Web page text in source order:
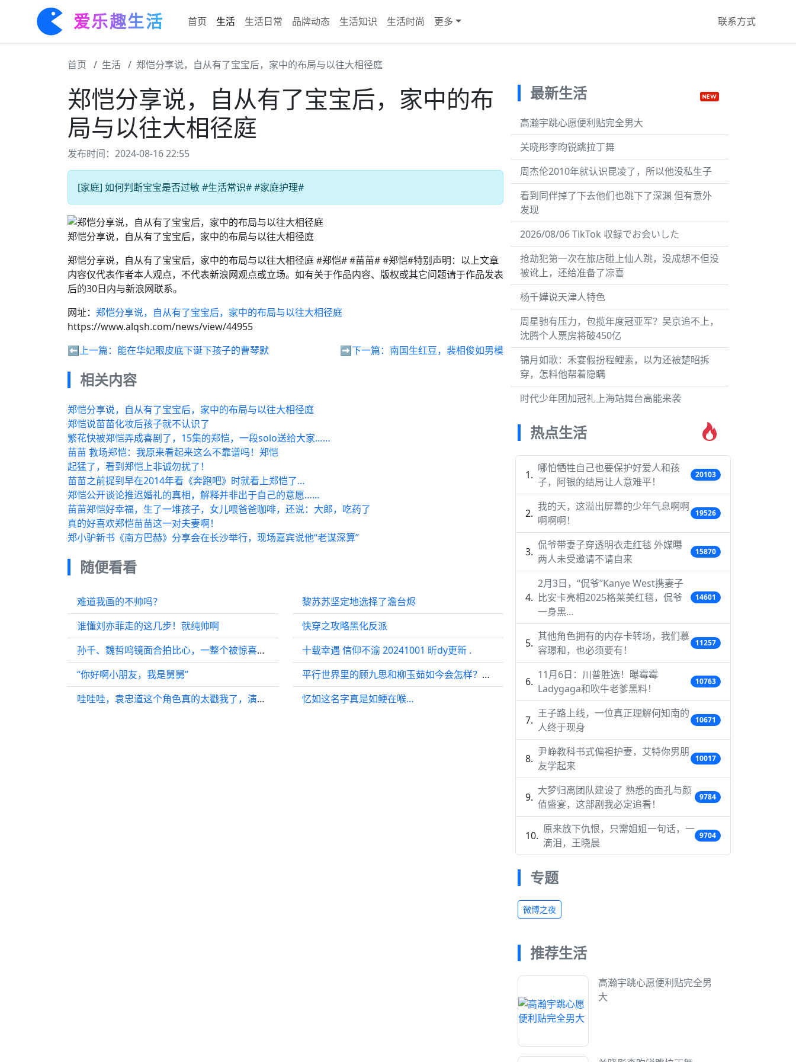
爱乐趣生活 首页 生活 生活日常 品牌动态 生活知识 生活时尚 更多 联系方式
首页 生活 郑恺分享说，自从有了宝宝后，家中的布局与以往大相径庭
郑恺分享说，自从有了宝宝后，家中的布
局与以往大相径庭
发布时间：2024-08-16 22:55
[家庭] 如何判断宝宝是否过敏 #生活常识# #家庭护理#
郑恺分享说，自从有了宝宝后，家中的布局与以往大相径庭
郑恺分享说，自从有了宝宝后，家中的布局与以往大相径庭 #郑恺# #苗苗# #郑恺#特别声明：以上文章
内容仅代表作者本人观点，不代表新浪网观点或立场。如有关于作品内容、版权或其它问题请于作品发表
后的30日内与新浪网联系。
网址： 郑恺分享说，自从有了宝宝后，家中的布局与以往大相径庭
https://www.alqsh.com/news/view/44955
⬅️上一篇： 能在华妃眼皮底下诞下孩子的曹琴默 ➡️下一篇： 南国生红豆，裴相俊如男模
相关内容
郑恺分享说，自从有了宝宝后，家中的布局与以往大相径庭
郑恺说苗苗化妆后孩子就不认识了
繁花快被郑恺弄成喜剧了，15集的郑恺，一段solo送给大家……
苗苗 救场郑恺：我原来看起来这么不靠谱吗！郑恺
起猛了，看到郑恺上非诚勿扰了！
苗苗之前提到早在2014年看《奔跑吧》时就看上郑恺了…
郑恺公开谈论推迟婚礼的真相，解释并非出于自己的意愿……
苗苗郑恺好幸福，生了一堆孩子，女儿喂爸爸咖啡，还说：大郎，吃药了
真的好喜欢郑恺苗苗这一对夫妻啊！
郑小驴新书《南方巴赫》分享会在长沙举行，现场嘉宾说他“老谋深算”
随便看看
难道我画的不帅吗？
谁懂刘亦菲走的这几步！就纯帅啊
孙千、魏哲鸣镜面合拍比心，一整个被惊喜住了！
“你好啊小朋友，我是舅舅”
哇哇哇，袁忠道这个角色真的太戳我了，演员演得也真是太好了
黎苏苏坚定地选择了澹台烬
快穿之攻略黑化反派
十载幸遇 信仰不渝 20241001 昕dy更新 .
平行世界里的顾九思和柳玉茹如今会怎样？钧儿是否依旧调皮？
忆如这名字真是如鲠在喉…
最新生活
高瀚宇跳心愿便利贴完全男大
关晓彤李昀锐跳拉丁舞
周杰伦2010年就认识昆凌了，所以他没私生子
看到同伴掉了下去他们也跳下了深渊 但有意外
发现
2026/08/06 TikTok 収録でお会いした
抢劫犯第一次在旅店碰上仙人跳，没成想不但没
被讹上，还给准备了凉喜
杨千嬅说天津人特色
周星驰有压力，包揽年度冠亚军？吴京追不上，
沈腾个人票房将破450亿‍
锦月如歌：禾宴假扮程鲤素，以为还被楚昭拆
穿，怎料他帮着隐瞒
时代少年团加冠礼上海站舞台高能来袭
热点生活
哪怕牺牲自己也要保护好爱人和孩
子，阿银的结局让人意难平！
20103
我的天，这溢出屏幕的少年气息啊啊
啊啊啊！
19526
侃爷带妻子穿透明衣走红毯 外媒曝
两人未受邀请不请自来
15870
2月3日，“侃爷”Kanye West携妻子
比安卡亮相2025格莱美红毯，侃爷
一身黑…
14601
其他角色拥有的内存卡转场，我们慕
容璟和，也必须要有！
11257
11月6日：川普胜选！曝霉霉
Ladygaga和吹牛老爹黑料！
10763
王子路上线，一位真正理解何知南的
人终于现身
10671
尹峥教科书式偏袒护妻，艾特你男朋
友学起来
10017
大梦归离团队建设了 熟悉的面孔与颜
值盛宴，这部剧我必定追看！
9784
原来放下仇恨，只需姐姐一句话，一
滴泪，王晓晨
9704
专题
微博之夜
推荐生活
高瀚宇跳心愿便利贴完全男
大